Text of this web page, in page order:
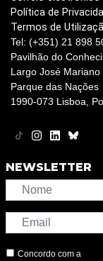
Política de
Termos de
Tel: (+351) 21 898
Pavilhão do
Largo José Mariano
Parque das Nações
1990-073 Lisboa,
NEWSLETTER
Concordo com a